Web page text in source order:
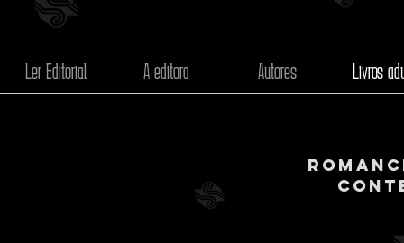
Ler Editorial A editora Autores Livros